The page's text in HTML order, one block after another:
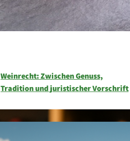
Weinrecht: Zwischen Genuss,
Tradition und juristischer Vorschrift